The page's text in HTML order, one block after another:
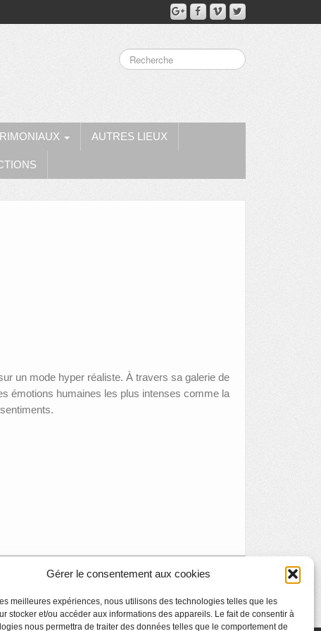
Gérer le consentement aux cookies
meilleures expériences, nous utilisons des technologies telles que les
stocker et/ou accéder aux informations des appareils. Le fait de consentir à
nous permettra de traiter des données telles que le comportement de
AUTRES LIEUX
un mode hyper réaliste. À travers sa galerie de
émotions humaines les plus intenses comme la